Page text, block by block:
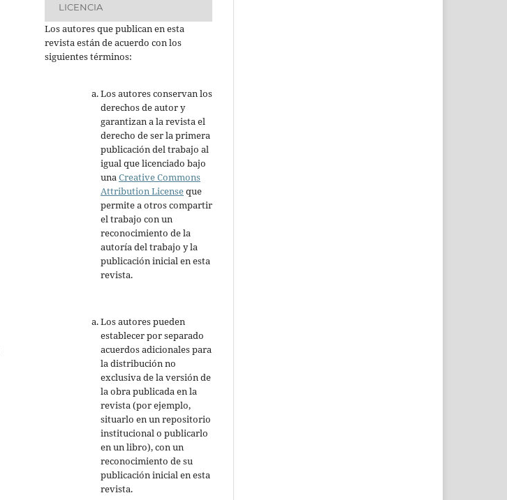
LICENCIA
Los autores que publican en esta
revista están de acuerdo con los
siguientes términos:
Los autores conservan los
derechos de autor y
garantizan a la revista el
derecho de ser la primera
publicación del trabajo al
igual que licenciado bajo
unaCreative Commons
Attribution Licenseque
permite a otros compartir
el trabajo con un
reconocimiento de la
autoría del trabajo y la
publicación inicial en esta
revista.
Los autores pueden
establecer por separado
acuerdos adicionales para
la distribución no
exclusiva de la versión de
la obra publicada en la
revista (por ejemplo,
situarlo en un repositorio
institucional o publicarlo
en un libro), con un
reconocimiento de su
publicación inicial en esta
revista.